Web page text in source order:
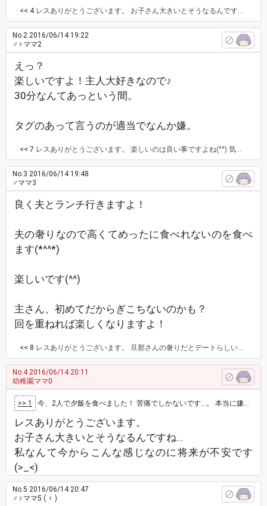
<< 4レスありがとうございます。 お子さん大きいとそうなるんですね… 私なんて今からこんな感じなのに将来が不安です(>_<)
No.2 2016/06/14 19:22
♂♀ママ2
えっ？
楽しいですよ！主人大好きなので♪
30分なんてあっという間。
タグのあって言うのが適当でなんか嫌。
<< 7 レスありがとうございます。 楽しいのは良い事ですよね(^^) 気分悪くさせてしまってすみますん…。 次からちゃんと書きますね(^^)
No.3 2016/06/14 19:48
♂ママ3
良く夫とランチ行きますよ！
夫の奢りなので高くてめったに食べれないのを食べ
ます(*^^*)
楽しいです(^^)
主さん、初めてだからぎこちないのかも？
回を重ねれば楽しくなりますよ！
<< 8 レスありがとうございます。 旦那さんの奢りだとデートらしい感じがでて楽しそうですよね(^^)今回は本当にたまたまなので、もう次はないと思うので慣れそうになれません…(._.)
No.42016/06/14 20:11
幼稚園ママ0
>> 1 今、2人で夕飯を食べました！ 苦痛でしかないです…。 本当に嫌です。 さっさと食べて携帯いじってます…。 うちは子供が大学生と高校生…
レスありがとうございます。
お子さん大きいとそうなるんですね…
私なんて今からこんな感じなのに将来が不安です
(>_<)
No.5 2016/06/14 20:47
♂♀ママ5 ( ♀ )